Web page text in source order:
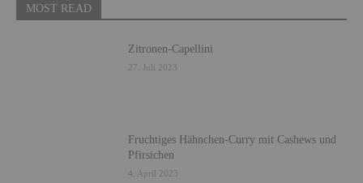
MOST READ
Zitronen-Capellini
27. Juli 2023
Fruchtiges Hähnchen-Curry mit Cashews und
Pfirsichen
4. April 2023